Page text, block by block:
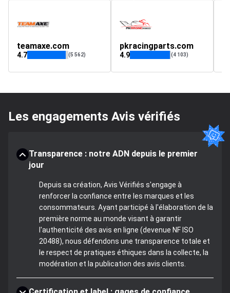
teamaxe.com
4.7 (5 562)
pkracingparts.com
4.9 (4 103)
Les engagements Avis vérifiés
Transparence : notre ADN depuis le premier
jour
Depuis sa création, Avis Vérifiés s'engage à
renforcer la confiance entre les marques et les
consommateurs. Ayant participé à l'élaboration de la
première norme au monde visant à garantir
l'authenticité des avis en ligne (devenue NF ISO
20488), nous défendons une transparence totale et
le respect de pratiques éthiques dans la collecte, la
modération et la publication des avis clients.